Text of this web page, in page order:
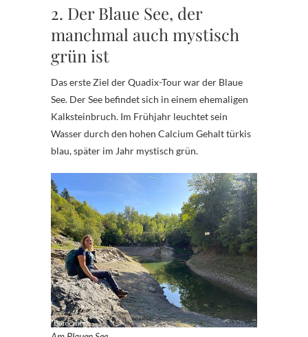
2. Der Blaue See, der
manchmal auch mystisch
grün ist
Das erste Ziel der Quadix-Tour war der Blaue
See. Der See befindet sich in einem ehemaligen
Kalksteinbruch. Im Frühjahr leuchtet sein
Wasser durch den hohen Calcium Gehalt türkis
blau, später im Jahr mystisch grün.